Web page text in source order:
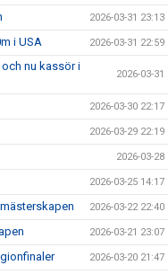
2026-03-31 23:13
i USA 2026-03-31 22:59
nu kassör i
2026-03-31
2026-03-30 22:17
2026-03-29 22:19
2026-03-28
2026-03-25 14:17
2026-03-22 22:40
2026-03-21 23:07
2026-03-20 21:47